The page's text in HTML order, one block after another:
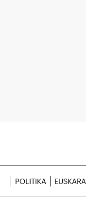
POLITIKA EUSKARA